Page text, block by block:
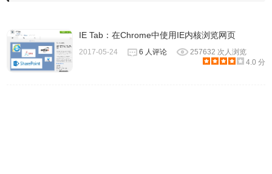
IE Tab：在Chrome中使用IE内核浏览网页
2017-05-24 6 人评论
257632 次人浏览
4.0 分